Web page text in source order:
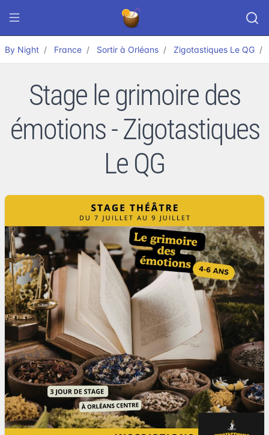
By Night France Sortir à Orléans Zigotastiques Le QG
Stage le grimoire des
émotions - Zigotastiques
Le QG